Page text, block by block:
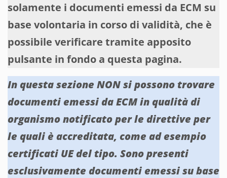
solamente i documenti emessi da ECM su
base volontaria in corso di validità, che è
possibile verificare tramite apposito
pulsante in fondo a questa pagina.
In questa sezione NON si possono trovare
documenti emessi da ECM in qualità di
organismo notificato per le direttive per
le quali è accreditata, come ad esempio
certificati UE del tipo. Sono presenti
esclusivamente documenti emessi su base